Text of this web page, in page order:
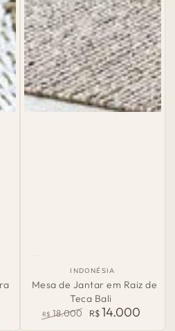
País
de
Origem:
INDONÉSIA
Mesa de Jantar em Raiz de
Teca Bali
R$ 18.000 R$ 14.000